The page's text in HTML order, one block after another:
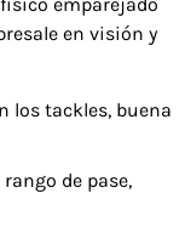
en visión y
los tackles, buena
de pase,